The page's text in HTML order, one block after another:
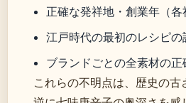
正確な発祥地・創業年（各
江戸時代の最初のレシピの
ブランドごとの全素材の正
これらの不明点は、歴史の